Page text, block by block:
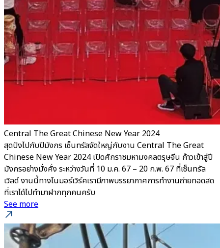
Central The Great Chinese New Year 2024
สุดปังไปกับปีมังกร เซ็นทรัลจัดใหญ่กับงาน Central The Great
Chinese New Year 2024 เปิดศักราชมหามงคลตรุษจีน ก้าวเข้าสู่ปี
มังกรอย่างมั่งคั่ง ระหว่างวันที่ 10 ม.ค. 67 – 20 ก.พ. 67 ที่เซ็นทรัล
เวิลด์ งานนี้ทางโนมอร์เวิร์คเรามีภาพบรรยากาศการทำงานถ่ายทอดสด
ที่เราได้ไปทำมาฝากทุกคนครับ
See more